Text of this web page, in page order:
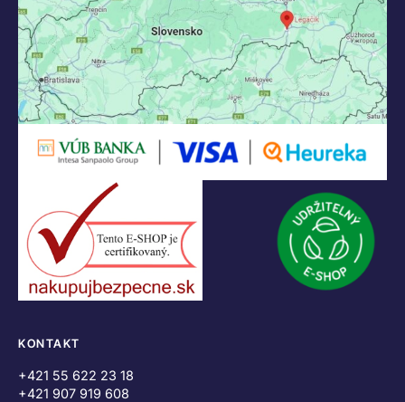
KONTAKT
+421 55 622 23 18
+421 907 919 608